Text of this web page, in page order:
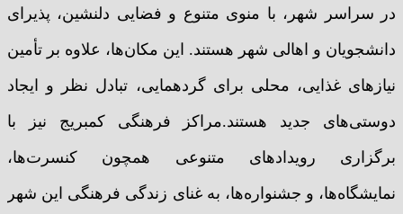
در سراسر شهر، با منوی متنوع و فضایی دلنشین، پذیرای
دانشجویان و اهالی شهر هستند. این مکان‌ها، علاوه بر تأمین
نیازهای غذایی، محلی برای گردهمایی، تبادل نظر و ایجاد
دوستی‌های جدید هستند.مراکز فرهنگی کمبریج نیز با
برگزاری رویدادهای متنوعی همچون کنسرت‌ها،
نمایشگاه‌ها، و جشنواره‌ها، به غنای زندگی فرهنگی این شهر